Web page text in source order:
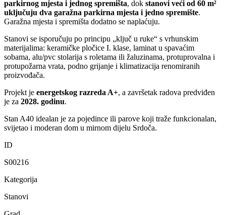
parkirnog mjesta i jednog spremišta, dok stanovi veći od 60 m²
uključuju dva garažna parkirna mjesta i jedno spremište.
Garažna mjesta i spremišta dodatno se naplaćuju.
Stanovi se isporučuju po principu „ključ u ruke“ s vrhunskim
materijalima: keramičke pločice I. klase, laminat u spavaćim
sobama, alu/pvc stolarija s roletama ili žaluzinama, protuprovalna i
protupožarna vrata, podno grijanje i klimatizacija renomiranih
proizvođača.
Projekt je energetskog razreda A+, a završetak radova predviđen
je za 2028. godinu.
Stan A40 idealan je za pojedince ili parove koji traže funkcionalan,
svijetao i moderan dom u mirnom dijelu Srdoča.
ID
S00216
Kategorija
Stanovi